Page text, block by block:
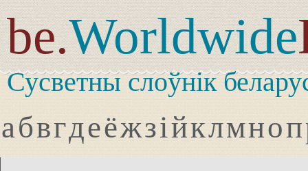
be.Worldwide
Сусветны слоўнік
абвгдеёжзійклмноп